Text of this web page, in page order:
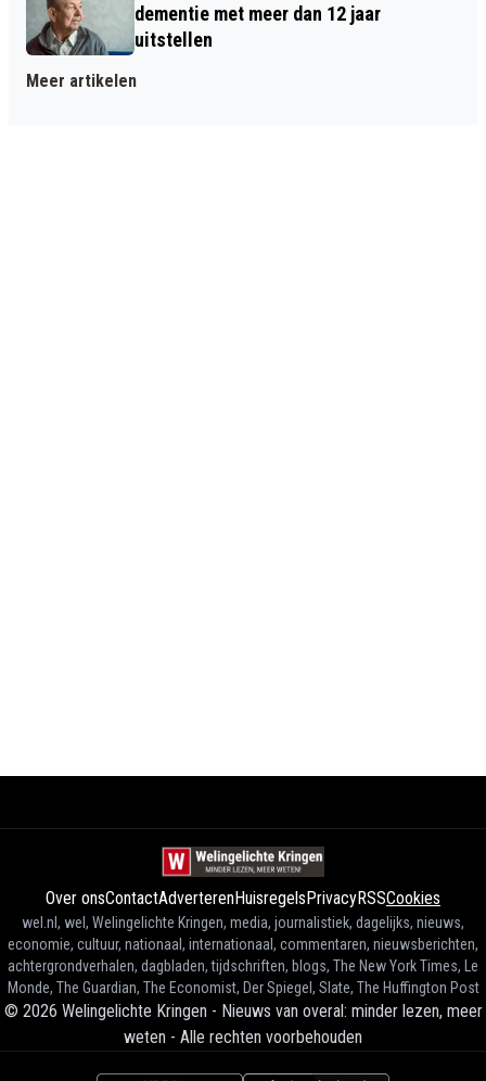
dementie met meer dan 12 jaar
uitstellen
Meer artikelen
Over onsContactAdverterenHuisregelsPrivacyRSSCookies
wel.nl, wel, Welingelichte Kringen, media, journalistiek, dagelijks, nieuws,
economie, cultuur, nationaal, internationaal, commentaren, nieuwsberichten,
achtergrondverhalen, dagbladen, tijdschriften, blogs, The New York Times, Le
Monde, The Guardian, The Economist, Der Spiegel, Slate, The Huffington Post
© 2026 Welingelichte Kringen - Nieuws van overal: minder lezen, meer
weten - Alle rechten voorbehouden